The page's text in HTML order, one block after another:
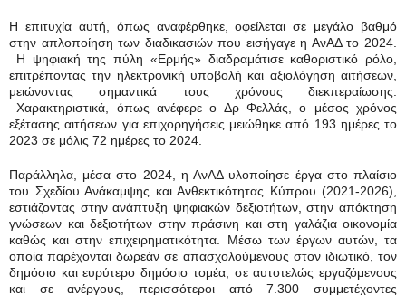
Η επιτυχία αυτή, όπως αναφέρθηκε, οφείλεται σε μεγάλο βαθμό
στην απλοποίηση των διαδικασιών που εισήγαγε η ΑνΑΔ το 2024.
Η ψηφιακή της πύλη «Ερμής» διαδραμάτισε καθοριστικό ρόλο,
επιτρέποντας την ηλεκτρονική υποβολή και αξιολόγηση αιτήσεων,
μειώνοντας σημαντικά τους χρόνους διεκπεραίωσης.
Χαρακτηριστικά, όπως ανέφερε ο Δρ Φελλάς, ο μέσος χρόνος
εξέτασης αιτήσεων για επιχορηγήσεις μειώθηκε από 193 ημέρες το
2023 σε μόλις 72 ημέρες το 2024.
Παράλληλα, μέσα στο 2024, η ΑνΑΔ υλοποίησε έργα στο πλαίσιο
του Σχεδίου Ανάκαμψης και Ανθεκτικότητας Κύπρου (2021-2026),
εστιάζοντας στην ανάπτυξη ψηφιακών δεξιοτήτων, στην απόκτηση
γνώσεων και δεξιοτήτων στην πράσινη και στη γαλάζια οικονομία
καθώς και στην επιχειρηματικότητα. Μέσω των έργων αυτών, τα
οποία παρέχονται δωρεάν σε απασχολούμενους στον ιδιωτικό, τον
δημόσιο και ευρύτερο δημόσιο τομέα, σε αυτοτελώς εργαζόμενους
και σε ανέργους, περισσότεροι από 7.300 συμμετέχοντες